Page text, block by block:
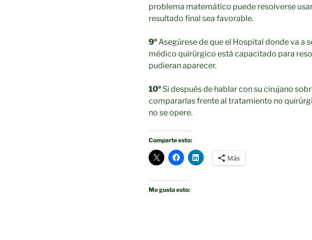
problema matemático puede resolverse
resultado final sea favorable.
9º Asegúrese de que el Hospital donde va a
médico quirúrgico está capacitado para
pudieran aparecer.
10º Si después de hablar con su cirujano
compararlas frente al tratamiento no
no se opere.
Comparte esto:
Más
Me gusta esto: